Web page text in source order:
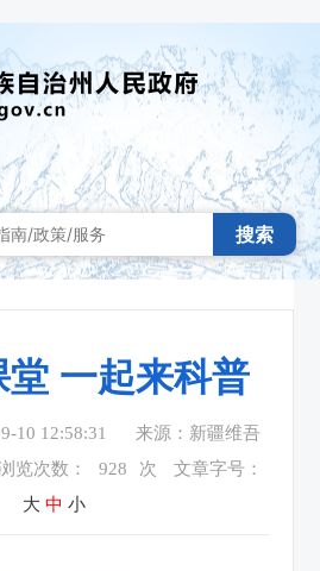
搜索
一起来科普
10 12:58:31
来源：新疆维吾
览次数： 928 次
文章字号：
大 中 小